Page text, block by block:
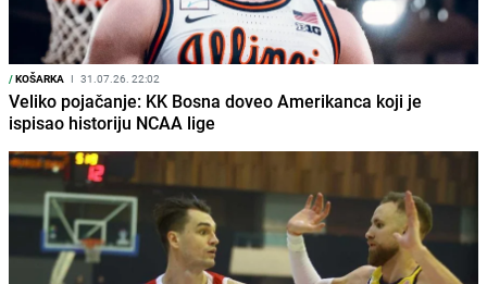
/KOŠARKA I 31.07.26. 22:02
Veliko pojačanje: KK Bosna doveo Amerikanca koji je
ispisao historiju NCAA lige